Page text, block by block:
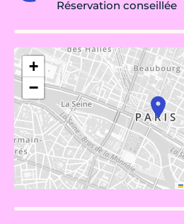
Réservation conseillée
+
−